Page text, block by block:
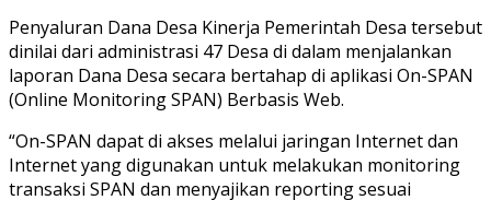
Penyaluran Dana Desa Kinerja Pemerintah Desa tersebut
dinilai dari administrasi 47 Desa di dalam menjalankan
laporan Dana Desa secara bertahap di aplikasi On-SPAN
(Online Monitoring SPAN) Berbasis Web.
“On-SPAN dapat di akses melalui jaringan Internet dan
Internet yang digunakan untuk melakukan monitoring
transaksi SPAN dan menyajikan reporting sesuai